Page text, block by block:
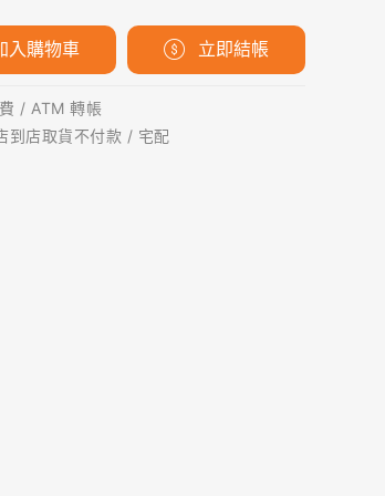
入購物車 立即結帳
/ ATM 轉帳
到店取貨不付款 / 宅配